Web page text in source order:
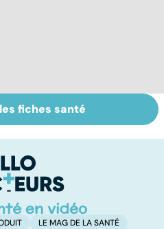
Alimentation :
mangeons-nous
protéines ?
fiches santé
LE MAG DE LA SANTÉ